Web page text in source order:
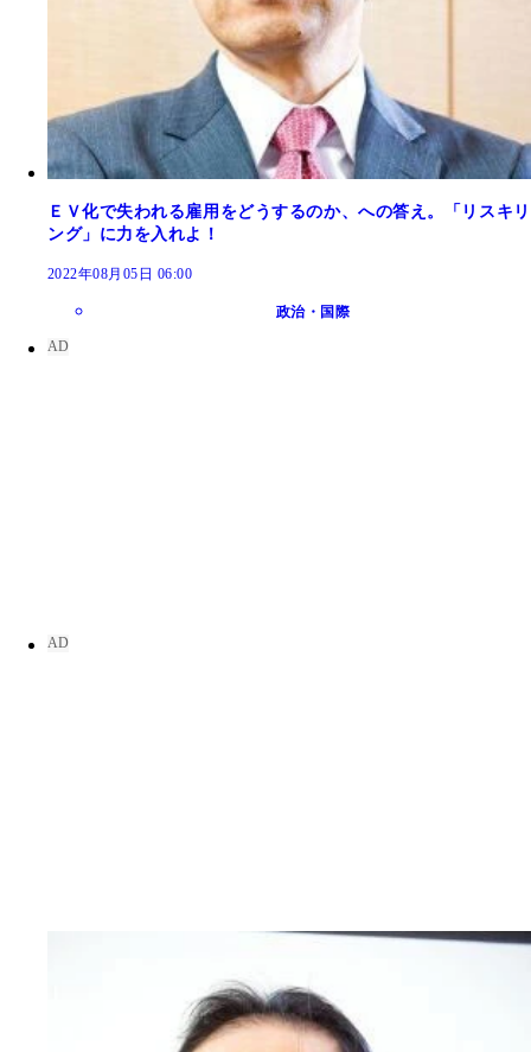
ＥＶ化で失われる雇用をどうするのか、への答え。「リスキリ
ング」に力を入れよ！
2022年08月05日 06:00
政治・国際